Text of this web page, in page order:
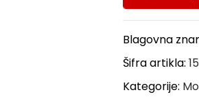
Blagovna
Šifra artikla:
Kategorije: